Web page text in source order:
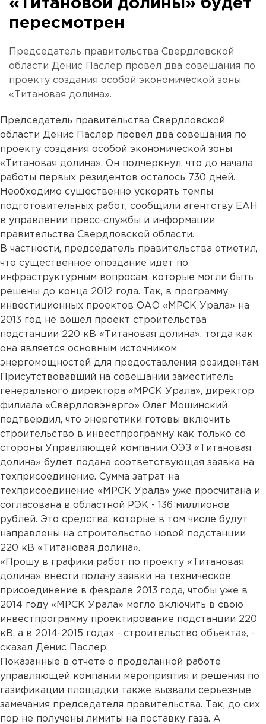
«Титановой долины» будет
пересмотрен
Председатель правительства Свердловской
области Денис Паслер провел два совещания по
проекту создания особой экономической зоны
«Титановая долина».
Председатель правительства Свердловской
области Денис Паслер провел два совещания по
проекту создания особой экономической зоны
«Титановая долина». Он подчеркнул, что до начала
работы первых резидентов осталось 730 дней.
Необходимо существенно ускорять темпы
подготовительных работ, сообщили агентству ЕАН
в управлении пресс-службы и информации
правительства Свердловской области.
В частности, председатель правительства отметил,
что существенное опоздание идет по
инфраструктурным вопросам, которые могли быть
решены до конца 2012 года. Так, в программу
инвестиционных проектов ОАО «МРСК Урала» на
2013 год не вошел проект строительства
подстанции 220 кВ «Титановая долина», тогда как
она является основным источником
энергомощностей для предоставления резидентам.
Присутствовавший на совещании заместитель
генерального директора «МРСК Урала», директор
филиала «Свердловэнерго» Олег Мошинский
подтвердил, что энергетики готовы включить
строительство в инвестпрограмму как только со
стороны Управляющей компании ОЭЗ «Титановая
долина» будет подана соответствующая заявка на
техприсоединение. Сумма затрат на
техприсоединение «МРСК Урала» уже просчитана и
согласована в областной РЭК - 136 миллионов
рублей. Это средства, которые в том числе будут
направлены на строительство новой подстанции
220 кВ «Титановая долина».
«Прошу в графики работ по проекту «Титановая
долина» внести подачу заявки на техническое
присоединение в феврале 2013 года, чтобы уже в
2014 году «МРСК Урала» могло включить в свою
инвестпрограмму проектирование подстанции 220
кВ, а в 2014-2015 годах - строительство объекта», -
сказал Денис Паслер.
Показанные в отчете о проделанной работе
управляющей компании мероприятия и решения по
газификации площадки также вызвали серьезные
замечания председателя правительства. Так, до сих
пор не получены лимиты на поставку газа. А